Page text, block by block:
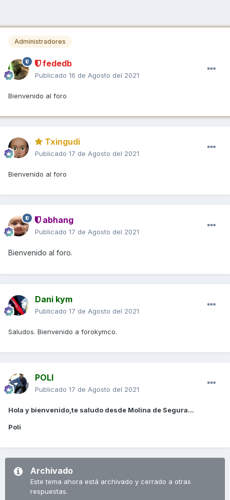
Administradores
fededb
Publicado 16 de Agosto del 2021
Bienvenido al foro
Txingudi
Publicado 17 de Agosto del 2021
Bienvenido al foro
abhang
Publicado 17 de Agosto del 2021
Bienvenido al foro.
Dani kym
Publicado 17 de Agosto del 2021
Saludos. Bienvenido a forokymco.
POLI
Publicado 17 de Agosto del 2021
Hola y bienvenido,te saludo desde Molina de Segura...
Poli
Archivado
Este tema ahora está archivado y cerrado a otras
respuestas.